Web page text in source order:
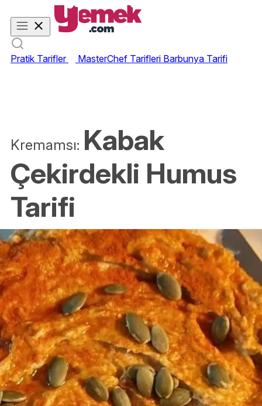
Pratik Tarifler MasterChef Tarifleri Barbunya Tarifi
Kremamsı: Kabak
Çekirdekli Humus
Tarifi